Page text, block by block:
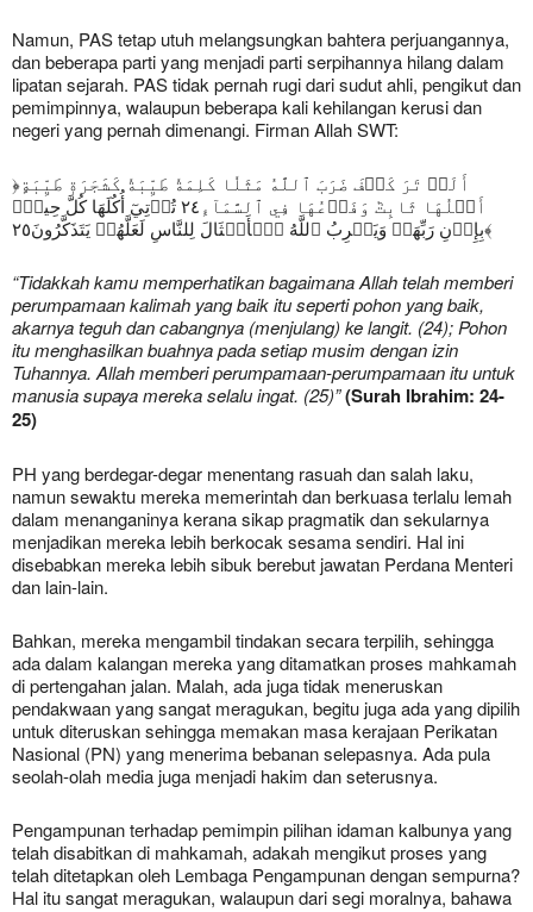
Namun, PAS tetap utuh melangsungkan bahtera perjuangannya,
dan beberapa parti yang menjadi parti serpihannya hilang dalam
lipatan sejarah. PAS tidak pernah rugi dari sudut ahli, pengikut dan
pemimpinnya, walaupun beberapa kali kehilangan kerusi dan
negeri yang pernah dimenangi. Firman Allah SWT:
﴿أَلَمۡ تَرَ كَيۡفَ ضَرَبَ ٱللَّهُ مَثَلٗا كَلِمَةٗ طَيِّبَةٗ كَشَجَرَةٖ طَيِّبَةٍ
أَصۡلُهَا ثَابِتٞ وَفَرۡعُهَا فِي ٱلسَّمَآءِ٢٤ تُؤۡتِيٓ أُكُلَهَا كُلَّ حِينِۢ
بِإِذۡنِ رَبِّهَاۗ وَيَضۡرِبُ ٱللَّهُ ٱلۡأَمۡثَالَ لِلنَّاسِ لَعَلَّهُمۡ يَتَذَكَّرُونَ٢٥﴾
“Tidakkah kamu memperhatikan bagaimana Allah telah memberi
perumpamaan kalimah yang baik itu seperti pohon yang baik,
akarnya teguh dan cabangnya (menjulang) ke langit. (24); Pohon
itu menghasilkan buahnya pada setiap musim dengan izin
Tuhannya. Allah memberi perumpamaan-perumpamaan itu untuk
manusia supaya mereka selalu ingat. (25)”(Surah Ibrahim: 24-
25)
PH yang berdegar-degar menentang rasuah dan salah laku,
namun sewaktu mereka memerintah dan berkuasa terlalu lemah
dalam menanganinya kerana sikap pragmatik dan sekularnya
menjadikan mereka lebih berkocak sesama sendiri. Hal ini
disebabkan mereka lebih sibuk berebut jawatan Perdana Menteri
dan lain-lain.
Bahkan, mereka mengambil tindakan secara terpilih, sehingga
ada dalam kalangan mereka yang ditamatkan proses mahkamah
di pertengahan jalan. Malah, ada juga tidak meneruskan
pendakwaan yang sangat meragukan, begitu juga ada yang dipilih
untuk diteruskan sehingga memakan masa kerajaan Perikatan
Nasional (PN) yang menerima bebanan selepasnya. Ada pula
seolah-olah media juga menjadi hakim dan seterusnya.
Pengampunan terhadap pemimpin pilihan idaman kalbunya yang
telah disabitkan di mahkamah, adakah mengikut proses yang
telah ditetapkan oleh Lembaga Pengampunan dengan sempurna?
Hal itu sangat meragukan, walaupun dari segi moralnya, bahawa